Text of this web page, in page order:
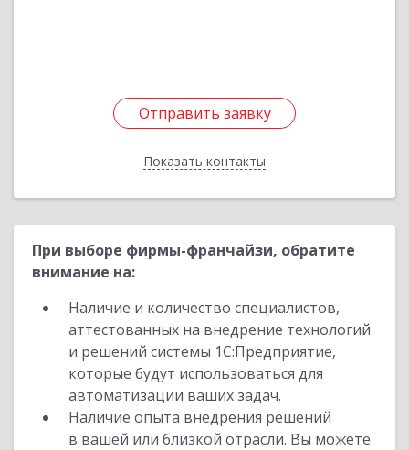
Отправить заявку
Показать контакты
Отправить заявку
Назад
При выборе фирмы-франчайзи, обратите
внимание на:
Наличие и количество специалистов,
аттестованных на внедрение технологий
и решений системы 1С:Предприятие,
которые будут использоваться для
автоматизации ваших задач.
Наличие опыта внедрения решений
в вашей или близкой отрасли. Вы можете